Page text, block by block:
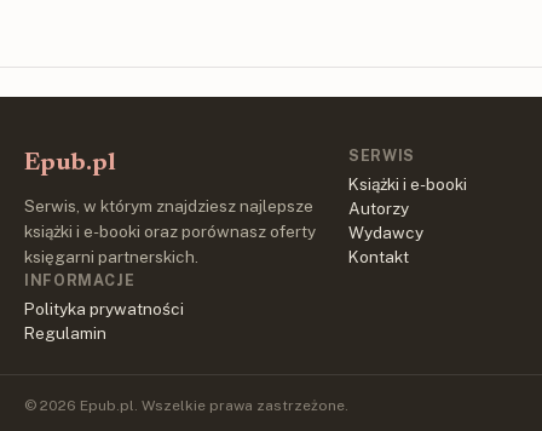
Epub.pl
Serwis, w którym znajdziesz najlepsze
książki i e-booki oraz porównasz oferty
księgarni partnerskich.
SERWIS
Książki i e-booki
Autorzy
Wydawcy
Kontakt
INFORMACJE
Polityka prywatności
Regulamin
© 2026 Epub.pl. Wszelkie prawa zastrzeżone.